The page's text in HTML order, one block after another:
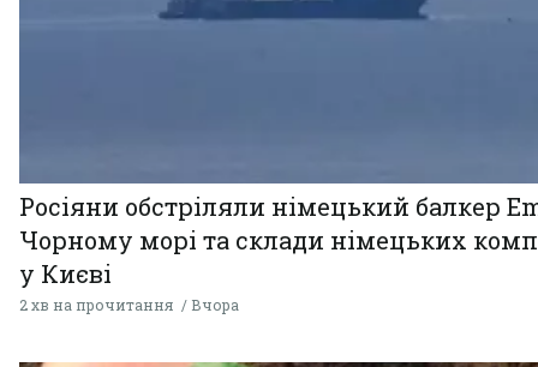
Росіяни обстріляли німецький балкер
Чорному морі та склади німецьких
у Києві
2 хв на прочитання Вчора